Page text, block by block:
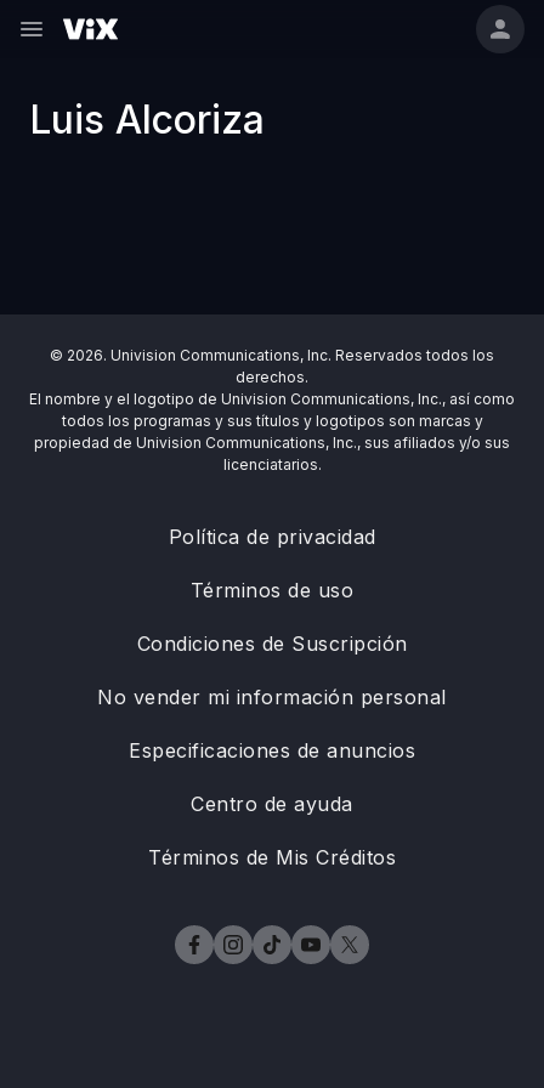
Luis Alcoriza
© 2026. Univision Communications, Inc. Reservados todos los
derechos.
El nombre y el logotipo de Univision Communications, Inc., así como
todos los programas y sus títulos y logotipos son marcas y
propiedad de Univision Communications, Inc., sus afiliados y/o sus
licenciatarios.
Política de privacidad
Términos de uso
Condiciones de Suscripción
No vender mi información personal
Especificaciones de anuncios
Centro de ayuda
Términos de Mis Créditos